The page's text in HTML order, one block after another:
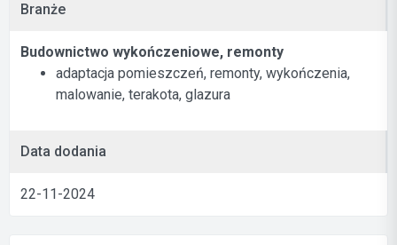
Branże
Budownictwo wykończeniowe, remonty
adaptacja pomieszczeń, remonty, wykończenia,
malowanie, terakota, glazura
Data dodania
22-11-2024